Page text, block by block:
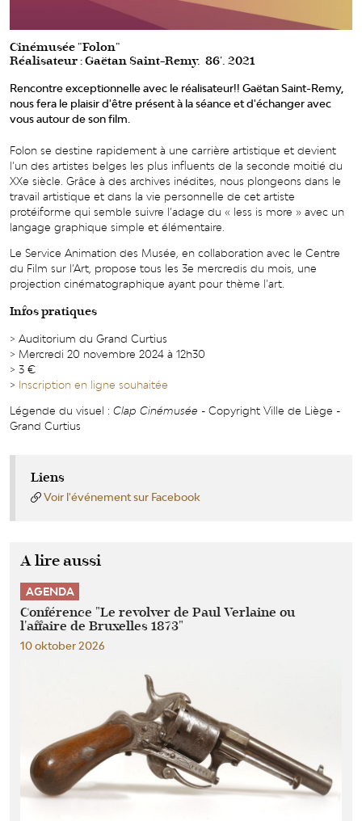
Cinémusée "Folon"
Réalisateur : Gaëtan Saint-Remy. 86'. 2021
Rencontre exceptionnelle avec le réalisateur!! Gaëtan Saint-Remy,
nous fera le plaisir d'être présent à la séance et d'échanger avec
vous autour de son film.
Folon se destine rapidement à une carrière artistique et devient
l’un des artistes belges les plus influents de la seconde moitié du
XXe siècle. Grâce à des archives inédites, nous plongeons dans le
travail artistique et dans la vie personnelle de cet artiste
protéiforme qui semble suivre l’adage du « less is more » avec un
langage graphique simple et élémentaire.
Le Service Animation des Musée, en collaboration avec le Centre
du Film sur l’Art, propose tous les 3e mercredis du mois, une
projection cinématographique ayant pour thème l’art.
Infos pratiques
> Auditorium du Grand Curtius
> Mercredi 20 novembre 2024 à 12h30
> 3 €
> Inscription en ligne souhaitée
Légende du visuel : Clap Cinémusée - Copyright Ville de Liège -
Grand Curtius
Liens
Voir l'événement sur Facebook
A lire aussi
AGENDA
Conférence "Le revolver de Paul Verlaine ou
l'affaire de Bruxelles 1873"
10 oktober 2026